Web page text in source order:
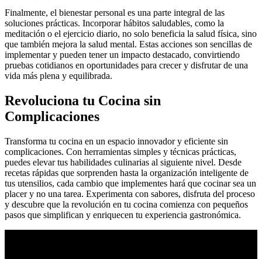
Finalmente, el bienestar personal es una parte integral de las
soluciones prácticas. Incorporar hábitos saludables, como la
meditación o el ejercicio diario, no solo beneficia la salud física, sino
que también mejora la salud mental. Estas acciones son sencillas de
implementar y pueden tener un impacto destacado, convirtiendo
pruebas cotidianos en oportunidades para crecer y disfrutar de una
vida más plena y equilibrada.
Revoluciona tu Cocina sin
Complicaciones
Transforma tu cocina en un espacio innovador y eficiente sin
complicaciones. Con herramientas simples y técnicas prácticas,
puedes elevar tus habilidades culinarias al siguiente nivel. Desde
recetas rápidas que sorprenden hasta la organización inteligente de
tus utensilios, cada cambio que implementes hará que cocinar sea un
placer y no una tarea. Experimenta con sabores, disfruta del proceso
y descubre que la revolución en tu cocina comienza con pequeños
pasos que simplifican y enriquecen tu experiencia gastronómica.